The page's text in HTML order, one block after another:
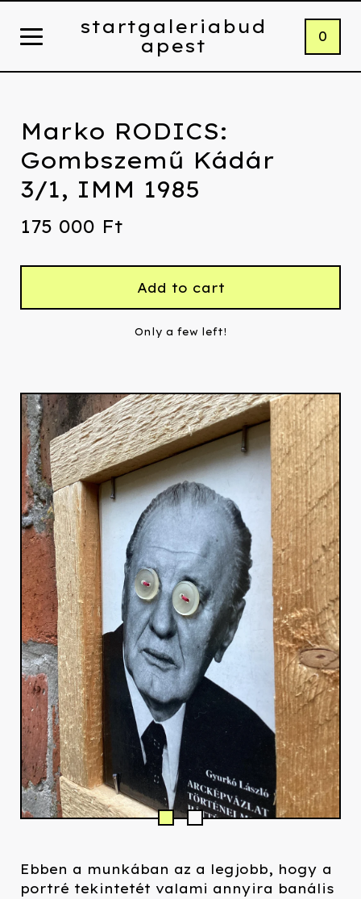
startgaleriabud
apest
0
Marko RODICS:
Gombszemű Kádár
3/1, IMM 1985
175 000 Ft
Add to cart
Only a few left!
Ebben a munkában az a legjobb, hogy a
portré tekintetét valami annyira banális